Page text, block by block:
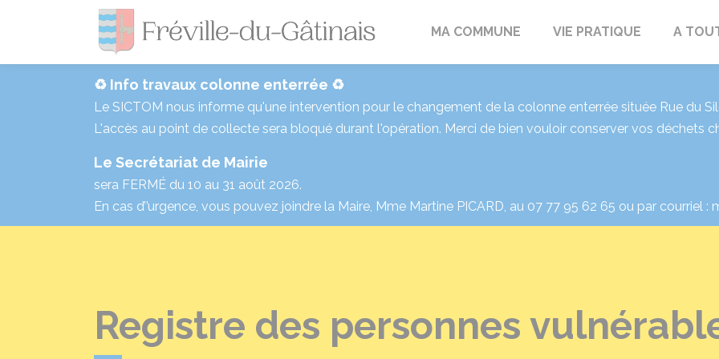
Fréville-du-Gâtinais
MA COMMUNE VIE PRATIQUE A
♻️ Info travaux colonne enterrée ♻️
Le SICTOM nous informe qu'une intervention pour le changement de la colonne enterrée située Rue du
L'accès au point de collecte sera bloqué durant l'opération. Merci de bien vouloir conserver vos déchets
Le Secrétariat de Mairie
sera FERMÉ du 10 au 31 août 2026.
En cas d’’urgence, vous pouvez joindre la Maire, Mme Martine PICARD, au 07 77 95 62 65 ou par courriel :
Registre des personnes